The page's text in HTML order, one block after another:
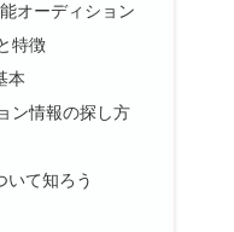
オーディション
特徴
本
ン情報の探し方
て知ろう